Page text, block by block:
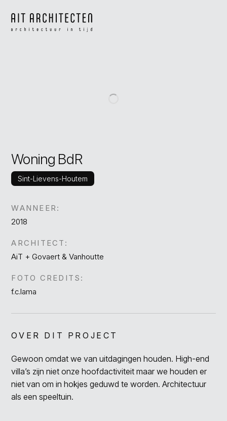
Woning BdR
Sint-Lievens-Houtem
WANNEER:
2018
ARCHITECT:
AiT + Govaert & Vanhoutte
FOTO CREDITS:
f.c.lama
OVER DIT PROJECT
Gewoon omdat we van uitdagingen houden. High-end
villa’s zijn niet onze hoofdactiviteit maar we houden er
niet van om in hokjes geduwd te worden. Architectuur
als een speeltuin.